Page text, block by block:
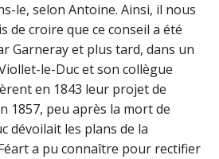
le, selon Antoine. Ainsi, il nous
de croire que ce conseil a été
Garneray et plus tard, dans un
le-Duc et son collègue
en 1843 leur projet de
1857, peu après la mort de
dévoilait les plans de la
a pu connaître pour rectifier